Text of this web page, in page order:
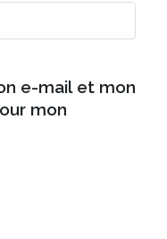
e-mail et mon
mon